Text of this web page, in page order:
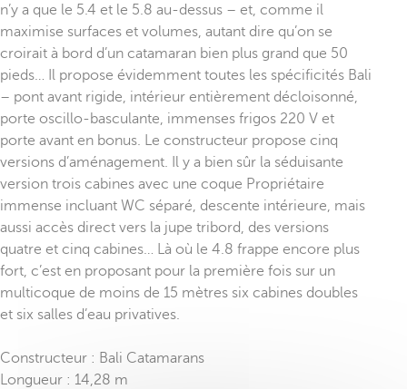
n’y a que le 5.4 et le 5.8 au-dessus – et, comme il
maximise surfaces et volumes, autant dire qu’on se
croirait à bord d’un catamaran bien plus grand que 50
pieds… Il propose évidemment toutes les spécificités Bali
– pont avant rigide, intérieur entièrement décloisonné,
porte oscillo-basculante, immenses frigos 220 V et
porte avant en bonus. Le constructeur propose cinq
versions d’aménagement. Il y a bien sûr la séduisante
version trois cabines avec une coque Propriétaire
immense incluant WC séparé, descente intérieure, mais
aussi accès direct vers la jupe tribord, des versions
quatre et cinq cabines… Là où le 4.8 frappe encore plus
fort, c’est en proposant pour la première fois sur un
multicoque de moins de 15 mètres six cabines doubles
et six salles d’eau privatives.
Constructeur : Bali Catamarans
Longueur : 14,28 m